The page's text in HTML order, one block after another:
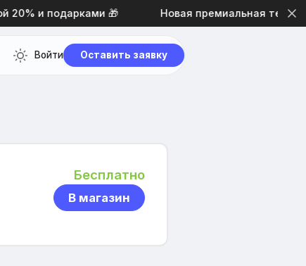
и подарками 🎁 Новая премиальная тема
Войти Оставить заявку
Бесплатно
В магазин